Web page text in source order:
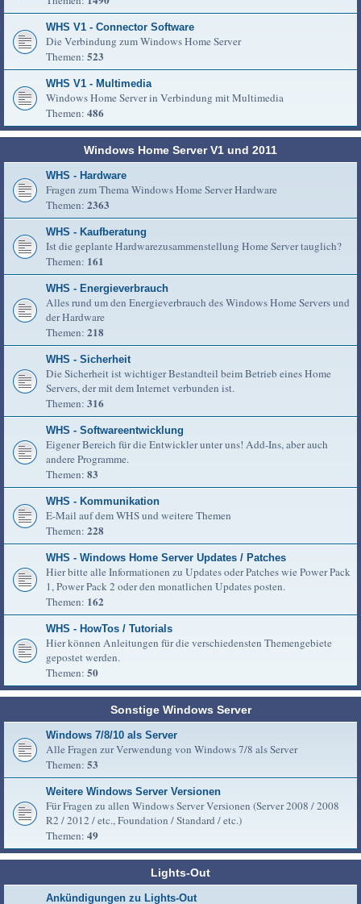
WHS V1 - Connector Software
Die Verbindung zum Windows Home Server
Themen: 523
WHS V1 - Multimedia
Windows Home Server in Verbindung mit Multimedia
Themen: 486
Windows Home Server V1 und 2011
WHS - Hardware
Fragen zum Thema Windows Home Server Hardware
Themen: 2363
WHS - Kaufberatung
Ist die geplante Hardwarezusammenstellung Home Server tauglich?
Themen: 161
WHS - Energieverbrauch
Alles rund um den Energieverbrauch des Windows Home Servers und
der Hardware
Themen: 218
WHS - Sicherheit
Die Sicherheit ist wichtiger Bestandteil beim Betrieb eines Home
Servers, der mit dem Internet verbunden ist.
Themen: 316
WHS - Softwareentwicklung
Eigener Bereich für die Entwickler unter uns! Add-Ins, aber auch
andere Programme.
Themen: 83
WHS - Kommunikation
E-Mail auf dem WHS und weitere Themen
Themen: 228
WHS - Windows Home Server Updates / Patches
Hier bitte alle Informationen zu Updates oder Patches wie Power Pack
1, Power Pack 2 oder den monatlichen Updates posten.
Themen: 162
WHS - HowTos / Tutorials
Hier können Anleitungen für die verschiedensten Themengebiete
gepostet werden.
Themen: 50
Sonstige Windows Server
Windows 7/8/10 als Server
Alle Fragen zur Verwendung von Windows 7/8 als Server
Themen: 53
Weitere Windows Server Versionen
Für Fragen zu allen Windows Server Versionen (Server 2008 / 2008
R2 / 2012 / etc., Foundation / Standard / etc.)
Themen: 49
Lights-Out
Ankündigungen zu Lights-Out